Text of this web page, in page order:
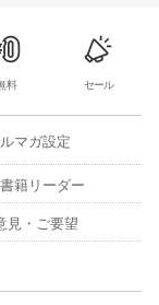
料 セール
マガ設定
籍リーダー
見・ご要望